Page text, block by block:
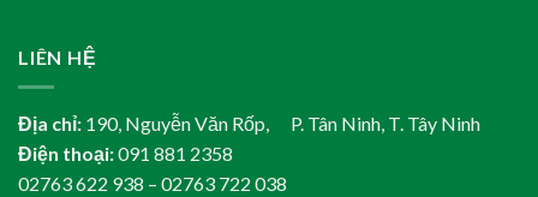
LIÊN HỆ
Địa chỉ: 190, Nguyễn Văn Rốp, P. Tân Ninh, T. Tây Ninh
Điện thoại:091 881 2358
02763 622 938 – 02763 722 038